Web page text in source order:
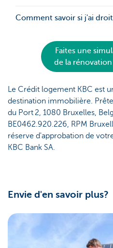
Comment savoir si j'ai
Faites une
de la
Le Crédit logement KBC est
destination immobilière.
du Port 2, 1080 Bruxelles,
BE0462.920.226, RPM
réserve d'approbation de
KBC Bank SA.
Envie d'en savoir plus?